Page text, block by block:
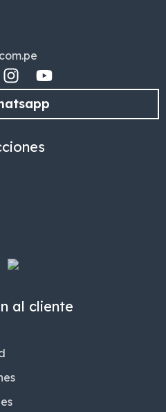
al cliente